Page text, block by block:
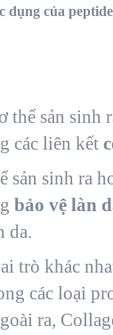
dụng của
thể sản sinh
các liên kết
sinh ra
bảo vệ làn
da.
trò khác
các loại
ra,